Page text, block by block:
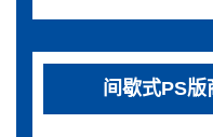
间歇式PS版